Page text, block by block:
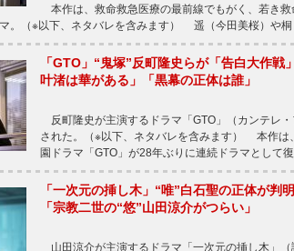
本作は、救命救急医療の最前線でもがく、若き
。（※以下、ネタバレを含みます） 遥（今田美桜）や
「GTO」“鬼塚”反町隆史らが「告白大作
叶渚は華がある」「黒幕の正体は誰」
反町隆史が主演するドラマ「GTO」（カンテレ
された。（※以下、ネタバレを含みます） 本作は
園ドラマ「GTO」が28年ぶりに連続ドラマとして
「一次元の挿し木」“唯”白石聖の正体が判
「宗教二世の“悠”山田涼介がつらい」
山田涼介が主演するドラマ「一次元の挿し木」